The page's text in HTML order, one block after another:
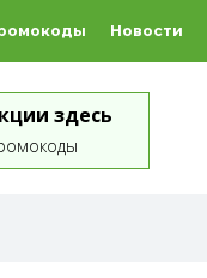
Новости
здесь